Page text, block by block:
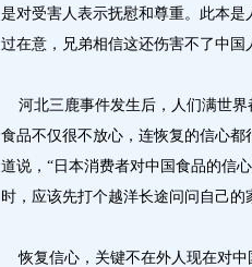
是对受害人表示抚慰和尊重。此本
过在意，兄弟相信这还伤害不了中国
河北三鹿事件发生后，人们满世界
食品不仅很不放心，连恢复的信心
道说，“日本消费者对中国食品的信
时，应该先打个越洋长途问问自己的
恢复信心，关键不在外人现在对中